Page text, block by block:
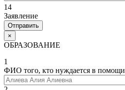
14
Заявление
×
ОБРАЗОВАНИЕ
1
ФИО того, кто нуждается в помощи